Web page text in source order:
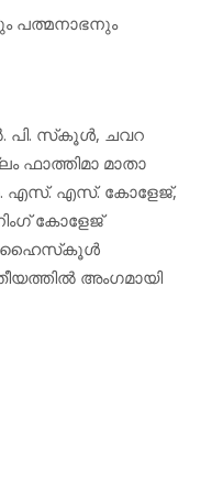
പത്മനാഭനും
പി. സ്‌കൂള്‍, ചവറ
മാതാ
എസ്. എസ്. കോളേജ്,
കോളേജ്
ഹൈസ്‌കൂള്‍
അംഗമായി